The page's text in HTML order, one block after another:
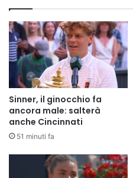
Sinner, il ginocchio fa
ancora male: salterà
anche Cincinnati
51 minuti fa